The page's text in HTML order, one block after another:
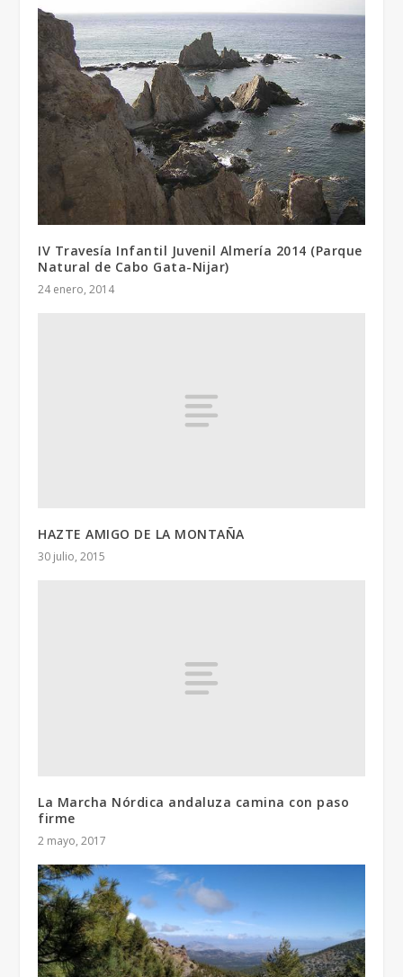
IV Travesía Infantil Juvenil Almería 2014 (Parque
Natural de Cabo Gata-Nijar)
24 enero, 2014
HAZTE AMIGO DE LA MONTAÑA
30 julio, 2015
La Marcha Nórdica andaluza camina con paso
firme
2 mayo, 2017